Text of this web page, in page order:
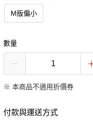
M版偏小
數量
※ 本商品不適用折價券
付款與運送方式